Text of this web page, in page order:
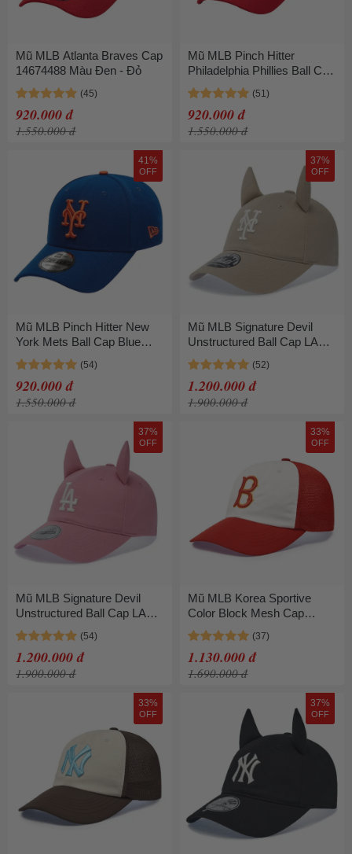
Mũ MLB Atlanta Braves Cap
14674488 Màu Đen - Đỏ
920.000 đ
1.550.000 đ
Mũ MLB Pinch Hitter
Philadelphia Phillies Ball Cap
Scarlett 14674470 Màu Đỏ
920.000 đ
1.550.000 đ
41%
OFF
Mũ MLB Pinch Hitter New
York Mets Ball Cap Blue
14674473 Màu Xanh Blue
920.000 đ
1.550.000 đ
37%
OFF
Mũ MLB Signature Devil
Unstructured Ball Cap LA
Dodgers 3ACPB206N-
09SAS Màu Be Nhạt
1.200.000 đ
1.900.000 đ
37%
OFF
Mũ MLB Signature Devil
Unstructured Ball Cap LA
Dodgers 3ACPB206N-
07PKS Màu Hồng
1.200.000 đ
1.900.000 đ
33%
OFF
Mũ MLB Korea Sportive
Color Block Mesh Cap
Boston Red Sox
3AMCV0463-43RDN Màu
Trắng Phối Đỏ
1.130.000 đ
1.690.000 đ
33%
OFF
37%
OFF